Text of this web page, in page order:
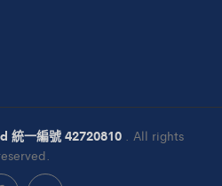
統一編號 42720810 . All rights